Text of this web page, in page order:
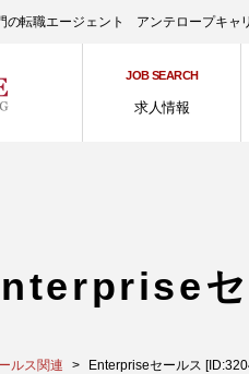
の転職エージェント アンテロープキャ
JOB SEARCH
求人情報
セ
ルス関連 Enterpriseセールス